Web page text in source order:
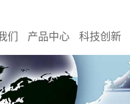
们 产品中心 科技创新